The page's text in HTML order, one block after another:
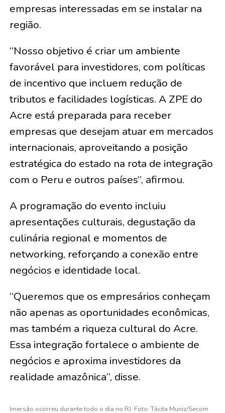
empresas interessadas em se instalar na
região.
“Nosso objetivo é criar um ambiente
favorável para investidores, com políticas
de incentivo que incluem redução de
tributos e facilidades logísticas. A ZPE do
Acre está preparada para receber
empresas que desejam atuar em mercados
internacionais, aproveitando a posição
estratégica do estado na rota de integração
com o Peru e outros países”, afirmou.
A programação do evento incluiu
apresentações culturais, degustação da
culinária regional e momentos de
networking, reforçando a conexão entre
negócios e identidade local.
“Queremos que os empresários conheçam
não apenas as oportunidades econômicas,
mas também a riqueza cultural do Acre.
Essa integração fortalece o ambiente de
negócios e aproxima investidores da
realidade amazônica”, disse.
Imersão ocorreu durante todo o dia no RJ. Foto: Tácita Muniz/Secom